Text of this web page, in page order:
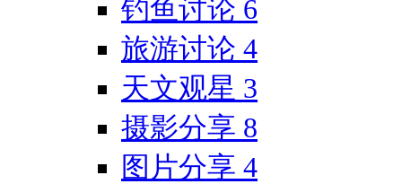
钓鱼讨论 6
旅游讨论 4
天文观星 3
摄影分享 8
图片分享 4